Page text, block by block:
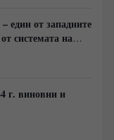
един от западните
системата на
г. виновни и